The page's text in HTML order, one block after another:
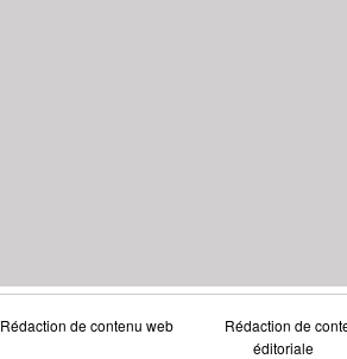
Rédaction de contenu web
Rédaction de
éditoriale